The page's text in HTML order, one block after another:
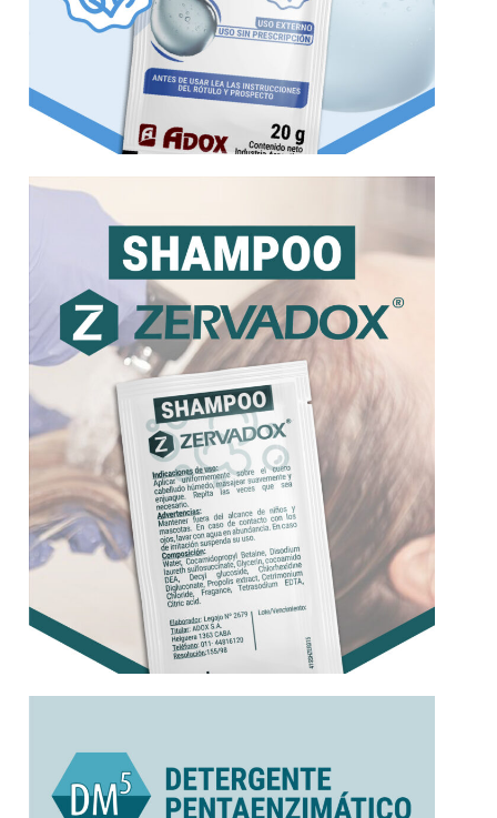
Zervadox l Shampoo
Zervadox Shampoo, un producto Adox
Detergente multienzimatico anticorrosivo.
Ultraconcentrado. Eco-innovador. Aprobado
por ANMAT. Con proteasa, amilasa y lipasa.